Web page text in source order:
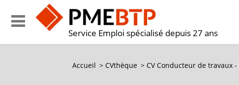
Service Emploi spécialisé depuis 27 ans
Accueil > CVthèque > CV Conducteur de travaux